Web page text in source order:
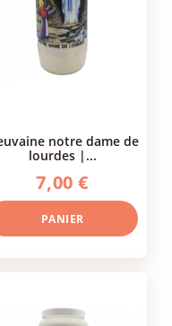
lourdes |...
7,00 €
PANIER